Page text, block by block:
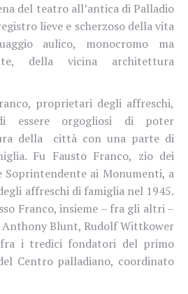
del teatro all’antica di Palladio
lieve e scherzoso della vita
aulico, monocromo ma
della vicina architettura
proprietari degli affreschi,
essere orgogliosi di poter
della città con una parte di
Fu Fausto Franco, zio dei
Soprintendente ai Monumenti, a
affreschi di famiglia nel 1945.
Franco, insieme – fra gli altri –
Anthony Blunt, Rudolf Wittkower
i tredici fondatori del primo
Centro palladiano, coordinato